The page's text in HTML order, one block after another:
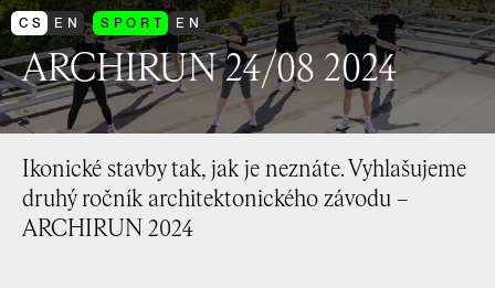
CS EN SPORT EN
ARCHIRUN 24/08 2024
Ikonické stavby tak, jak je neznáte. Vyhlašujeme
druhý ročník architektonického závodu –
ARCHIRUN 2024